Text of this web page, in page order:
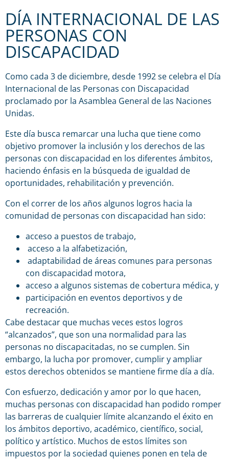
DÍA INTERNACIONAL DE LAS
PERSONAS CON
DISCAPACIDAD
Como cada 3 de diciembre, desde 1992 se celebra el Día
Internacional de las Personas con Discapacidad
proclamado por la Asamblea General de las Naciones
Unidas.
Este día busca remarcar una lucha que tiene como
objetivo promover la inclusión y los derechos de las
personas con discapacidad en los diferentes ámbitos,
haciendo énfasis en la búsqueda de igualdad de
oportunidades, rehabilitación y prevención.
Con el correr de los años algunos logros hacia la
comunidad de personas con discapacidad han sido:
acceso a puestos de trabajo,
acceso a la alfabetización,
adaptabilidad de áreas comunes para personas
con discapacidad motora,
acceso a algunos sistemas de cobertura médica, y
participación en eventos deportivos y de
recreación.
Cabe destacar que muchas veces estos logros
“alcanzados”, que son una normalidad para las
personas no discapacitadas, no se cumplen. Sin
embargo, la lucha por promover, cumplir y ampliar
estos derechos obtenidos se mantiene firme día a día.
Con esfuerzo, dedicación y amor por lo que hacen,
muchas personas con discapacidad han podido romper
las barreras de cualquier límite alcanzando el éxito en
los ámbitos deportivo, académico, científico, social,
político y artístico. Muchos de estos límites son
impuestos por la sociedad quienes ponen en tela de